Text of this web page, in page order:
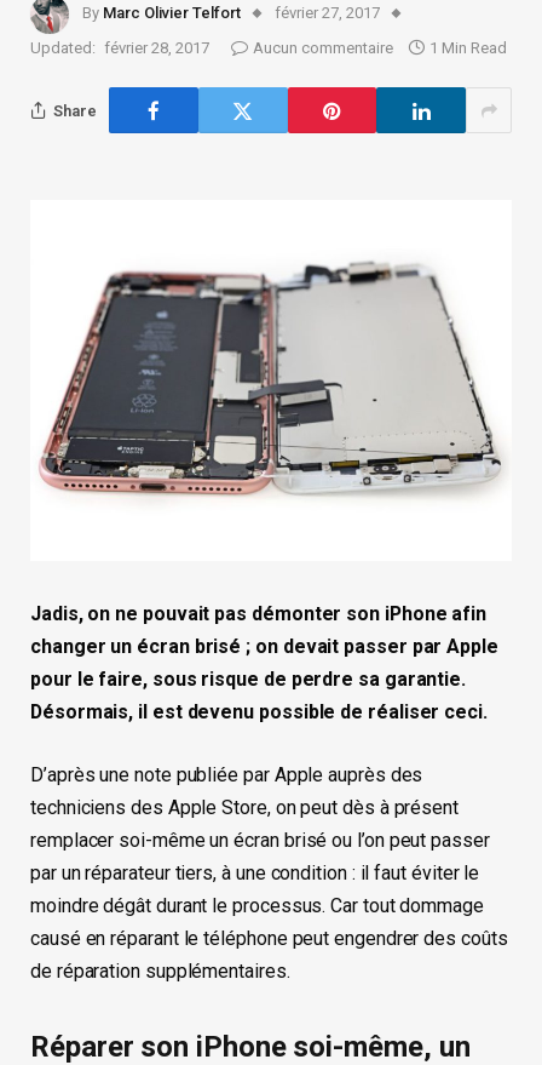
By Marc Olivier Telfort
février 27, 2017
Updated: février 28, 2017 Aucun commentaire 1 Min Read
Share
Jadis, on ne pouvait pas démonter son iPhone afin
changer un écran brisé ; on devait passer par Apple
pour le faire, sous risque de perdre sa garantie.
Désormais, il est devenu possible de réaliser ceci.
D’après une note publiée par Apple auprès des
techniciens des Apple Store, on peut dès à présent
remplacer soi-même un écran brisé ou l’on peut passer
par un réparateur tiers, à une condition : il faut éviter le
moindre dégât durant le processus. Car tout dommage
causé en réparant le téléphone peut engendrer des coûts
de réparation supplémentaires.
Réparer son iPhone soi-même, un